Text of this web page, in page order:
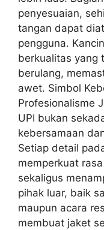
penyesuaian,
tangan dapat
pengguna.
berkualitas yang
berulang,
awet. Simbol
Profesionalisme
UPI bukan
kebersamaan
Setiap detail
memperkuat
sekaligus
pihak luar, baik
maupun acara
membuat jaket